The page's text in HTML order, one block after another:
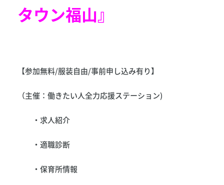
タウン福山』
【参加無料/服装自由/事前申し込み有り】
（主催：働きたい人全力応援ステーション)
・求人紹介
・適職診断
・保育所情報